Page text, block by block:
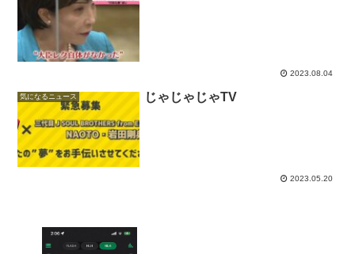
2023.08.04
気になるニュース じゃじゃじゃTV
2023.05.20